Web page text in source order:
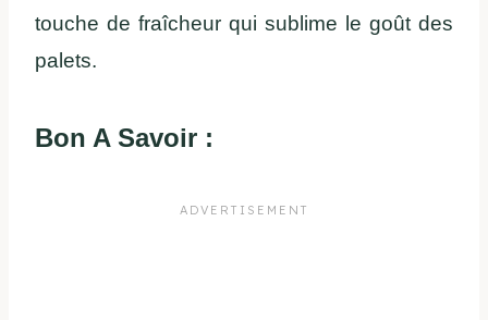
touche de fraîcheur qui sublime le goût des
palets.
Bon A Savoir :